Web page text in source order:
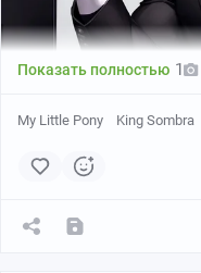
Показать полностью 1
My Little Pony King Sombra